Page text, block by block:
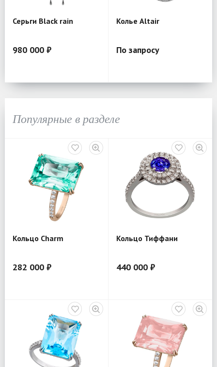
Серьги Black rain
980 000 ₽
Колье Altair
По запросу
Популярные в разделе
Кольцо Charm
282 000 ₽
Кольцо Тиффани
440 000 ₽